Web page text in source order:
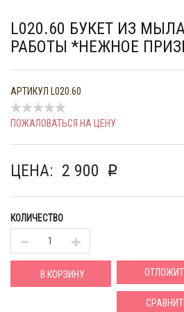
L020.60 БУКЕТ ИЗ
РАБОТЫ *НЕЖНОЕ
АРТИКУЛ L020.60
ПОЖАЛОВАТЬСЯ НА ЦЕНУ
ЦЕНА: 2 900 p
КОЛИЧЕСТВО
В КОРЗИНУ